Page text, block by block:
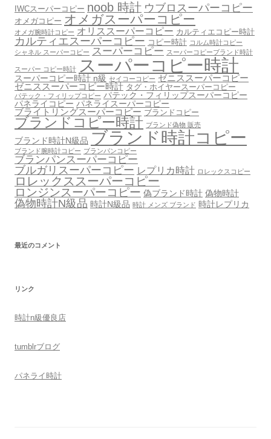
IWCスーパーコピー noob 時計 ウブロスーパーコピー
オメガコピー オメガスーパーコピー
オメガ腕時計コピー オリススーパーコピー カルティエコピー時計
カルティエスーパーコピー コピー時計 コルム時計コピー
シャネル スーパーコピー スーパーコピー スーパーコピーブランド時計
スーパー コピー時計 スーパーコピー時計
スーパーコピー時計 n級 セイコーコピー ゼニススーパーコピー
ゼニススーパーコピー時計 タグ・ホイヤースーパーコピー
パテック・フィリップコピー パテック・フィリップスーパーコピー
パネライコピー パネライスーパーコピー
ブライトリングスーパーコピー ブランドコピー
ブランドコピー時計 ブランド偽物 販売
ブランド時計N級品 ブランド時計コピー
ブランド腕時計コピー ブランパンコピー
ブランパンスーパーコピー
ブルガリスーパーコピー レプリカ時計 ロレックスコピー
ロレックススーパーコピー
ロンジンスーパーコピー 偽ブランド時計 偽物時計
偽物時計N級品 時計N級品 時計 メンズ ブランド 時計レプリカ
最近のコメント
リンク
時計n級優良店
tumblrブログ
パネライ時計